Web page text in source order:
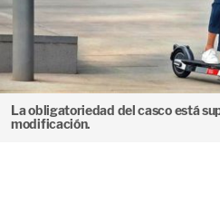
La obligatoriedad del casco está
modificación.